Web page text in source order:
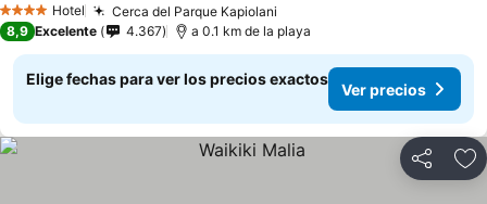
4 EstrellasHotel Cerca del Parque Kapiolani
8,9 Excelente 4.367 a 0.1 km de la playa
Elige fechas para ver los precios exactos
Ver precios
Compartir